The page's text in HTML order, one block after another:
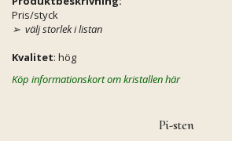
Pris/styck
➢ välj storlek i listan
Kvalitet: hög
Köp informationskort om kristallen här
Pi-sten